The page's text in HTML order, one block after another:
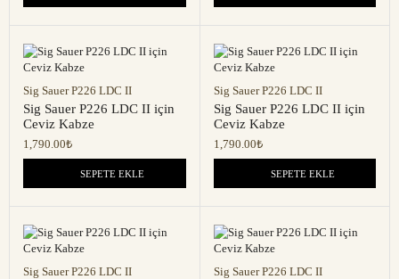
Sig Sauer P226 LDC II
Sig Sauer P226 LDC II için
Ceviz Kabze
1,790.00₺
SEPETE EKLE
Sig Sauer P226 LDC II
Sig Sauer P226 LDC II için
Ceviz Kabze
1,790.00₺
SEPETE EKLE
Sig Sauer P226 LDC II Sig Sauer P226 LDC II